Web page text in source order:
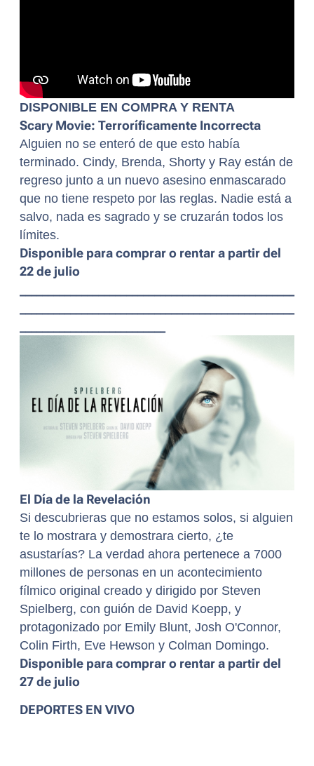
DISPONIBLE EN COMPRA Y RENTA
Scary Movie: Terroríficamente Incorrecta
Alguien no se enteró de que esto había
terminado. Cindy, Brenda, Shorty y Ray están de
regreso junto a un nuevo asesino enmascarado
que no tiene respeto por las reglas. Nadie está a
salvo, nada es sagrado y se cruzarán todos los
límites.
Disponible para comprar o rentar a partir del
22 de julio
El Día de la Revelación
Si descubrieras que no estamos solos, si alguien
te lo mostrara y demostrara cierto, ¿te
asustarías? La verdad ahora pertenece a 7000
millones de personas en un acontecimiento
fílmico original creado y dirigido por Steven
Spielberg, con guión de David Koepp, y
protagonizado por Emily Blunt, Josh O'Connor,
Colin Firth, Eve Hewson y Colman Domingo.
Disponible para comprar o rentar a partir del
27 de julio
DEPORTES EN VIVO